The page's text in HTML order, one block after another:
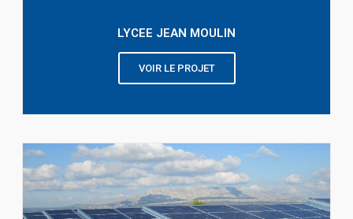
LYCEE JEAN MOULIN
VOIR LE PROJET